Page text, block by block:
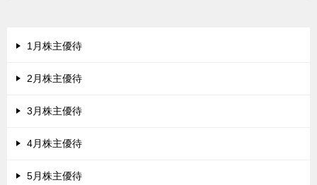
1月株主優待
2月株主優待
3月株主優待
4月株主優待
5月株主優待